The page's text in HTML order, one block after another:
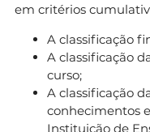
em critérios
A classificação
A classificação
curso;
A classificação
conhecimentos
Instituição de